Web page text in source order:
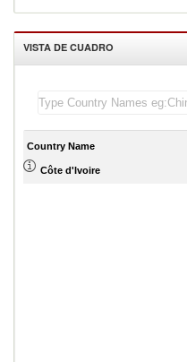
VISTA DE CUADRO
Country Name
Côte d'Ivoire